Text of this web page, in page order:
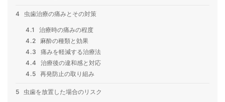
4 虫歯治療の痛みとその対策
4.1
治療時の痛みの程度
4.2
麻酔の種類と効果
4.3
痛みを軽減する治療法
4.4
治療後の違和感と対応
4.5 再発防止の取り組み
5 虫歯を放置した場合のリスク